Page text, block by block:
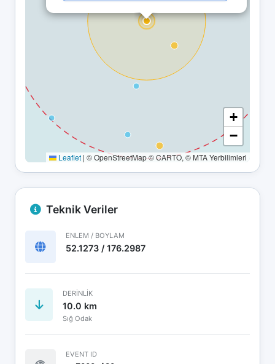
+
−
Leaflet | © OpenStreetMap © CARTO, © MTA Yerbilimleri
Teknik Veriler
ENLEM / BOYLAM
52.1273 / 176.2987
DERINLIK
10.0 km
Sığ Odak
EVENT ID